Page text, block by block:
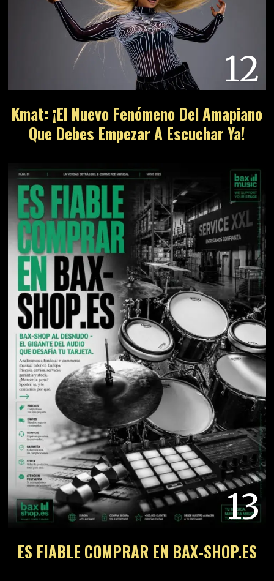
12
Kmat: ¡El Nuevo Fenómeno Del Amapiano
Que Debes Empezar A Escuchar Ya!
13
ES FIABLE COMPRAR EN BAX-SHOP.ES